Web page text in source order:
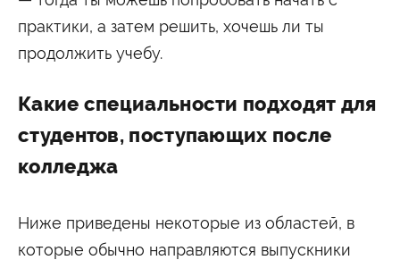
практики, а затем решить, хочешь ли ты
продолжить учебу.
Какие специальности подходят для
студентов, поступающих после
колледжа
Ниже приведены некоторые из областей, в
которые обычно направляются выпускники